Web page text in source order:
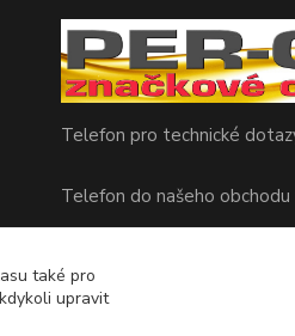
Telefon pro technické
Telefon do našeho
také pro
upravit